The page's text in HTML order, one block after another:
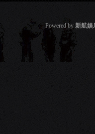
Powered by 新航娱